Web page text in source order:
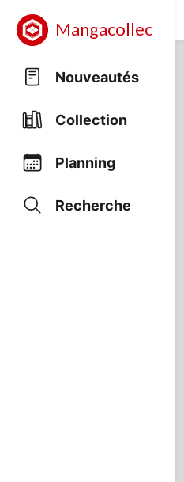
Mangacollec
Nouveautés
Collection
Planning
Recherche